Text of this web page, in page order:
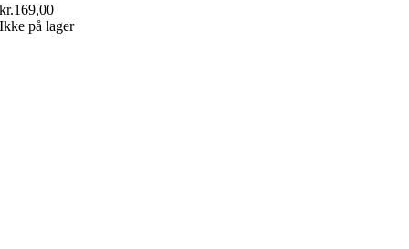
kr.169,00
Ikke på lager